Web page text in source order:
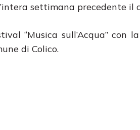
settimana precedente il
“Musica sull’Acqua” con
di Colico.